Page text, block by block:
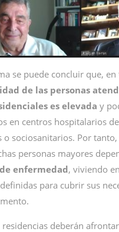
se puede concluir que,
de las personas
es elevada y
en centros hospitalarios
o sociosanitarios. Por
personas mayores
enfermedad, viviendo
para cubrir sus
residencias deberán